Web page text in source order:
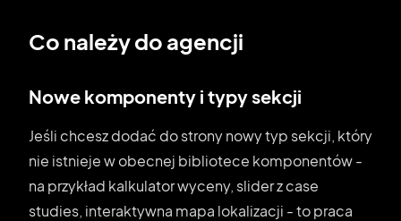
Co należy do agencji
Nowe komponenty i typy sekcji
Jeśli chcesz dodać do strony nowy typ sekcji, który
nie istnieje w obecnej bibliotece komponentów -
na przykład kalkulator wyceny, slider z case
studies, interaktywna mapa lokalizacji - to praca